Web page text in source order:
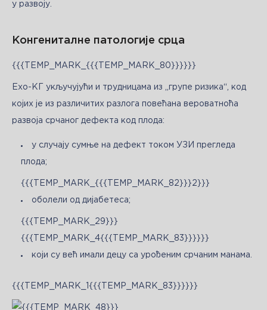
у развоју.
Конгениталне патологије срца
{{{TEMP_MARK_{{{TEMP_MARK_80}}}}}}
Ехо-КГ укључујући и трудницама из „групе ризика“, код
којих је из различитих разлога повећана вероватноћа
развоја срчаног дефекта код плода:
у случају сумње на дефект током УЗИ прегледа
плода;
{{{TEMP_MARK_{{{TEMP_MARK_82}}}2}}}
оболели од дијабетеса;
{{{TEMP_MARK_29}}}
{{{TEMP_MARK_4{{{TEMP_MARK_83}}}}}}
који су већ имали децу са урођеним срчаним манама.
{{{TEMP_MARK_1{{{TEMP_MARK_83}}}}}}